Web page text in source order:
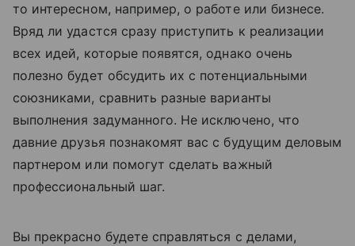
то интересном, например, о работе или бизнесе.
Вряд ли удастся сразу приступить к реализации
всех идей, которые появятся, однако очень
полезно будет обсудить их с потенциальными
союзниками, сравнить разные варианты
выполнения задуманного. Не исключено, что
давние друзья познакомят вас с будущим деловым
партнером или помогут сделать важный
профессиональный шаг.
Вы прекрасно будете справляться с делами,